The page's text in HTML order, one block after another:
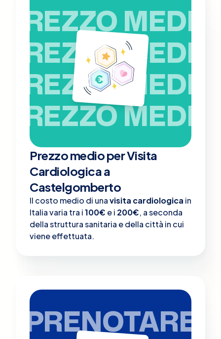
PREZZO MEDIO
PREZZO MEDIO
PREZZO MEDIO
PREZZO MEDIO
Prezzo medio per Visita
Cardiologica a
Castelgomberto
Il costo medio di unavisita cardiologica in
Italia varia tra i100€ e i 200€, a seconda
della struttura sanitaria e della città in cui
viene effettuata.
PRENOTARE